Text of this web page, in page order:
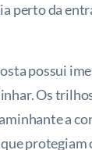
perto da
possui
Os
a